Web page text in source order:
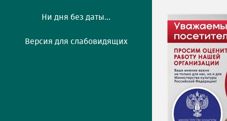
Ни дня без даты...
Версия для слабовидящих